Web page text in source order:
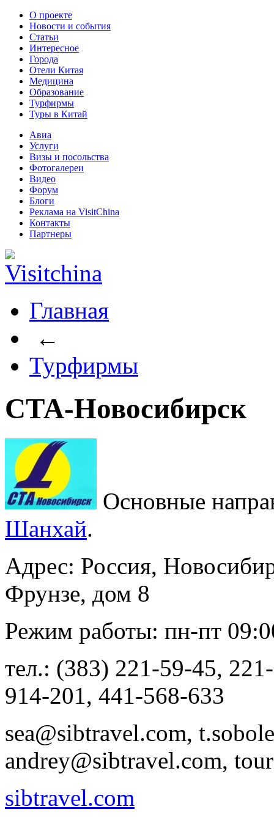
О проекте
Новости и события
Статьи
Интересное
Города
Отели Китая
Медицина
Образование
Турфирмы
Туры в Китай
Авиа
Услуги
Визы и посольства
Фотогалереи
Видео
Форум
Блоги
Реклама на VisitChina
Контакты
Партнеры
Главная
←
Турфирмы
СТА-Новосибирск
Основные
Шанхай.
Адрес: Россия,
Фрунзе, дом 8
Режим работы: пн-пт
тел.: (383) 221-59-45,
914-201, 441-568-633
sea@sibtravel.com,
andrey@sibtravel.com,
sibtravel.com